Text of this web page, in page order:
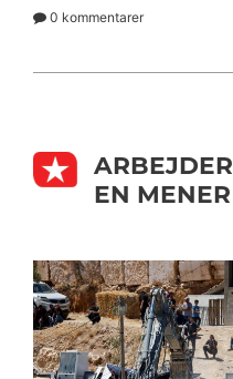
0 kommentarer
ARBEJDER
EN MENER